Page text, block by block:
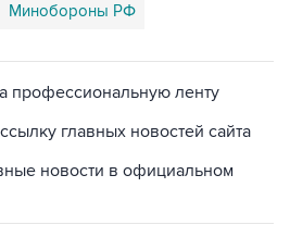
Минобороны РФ
профессиональную ленту
главных новостей сайта
новости в официальном